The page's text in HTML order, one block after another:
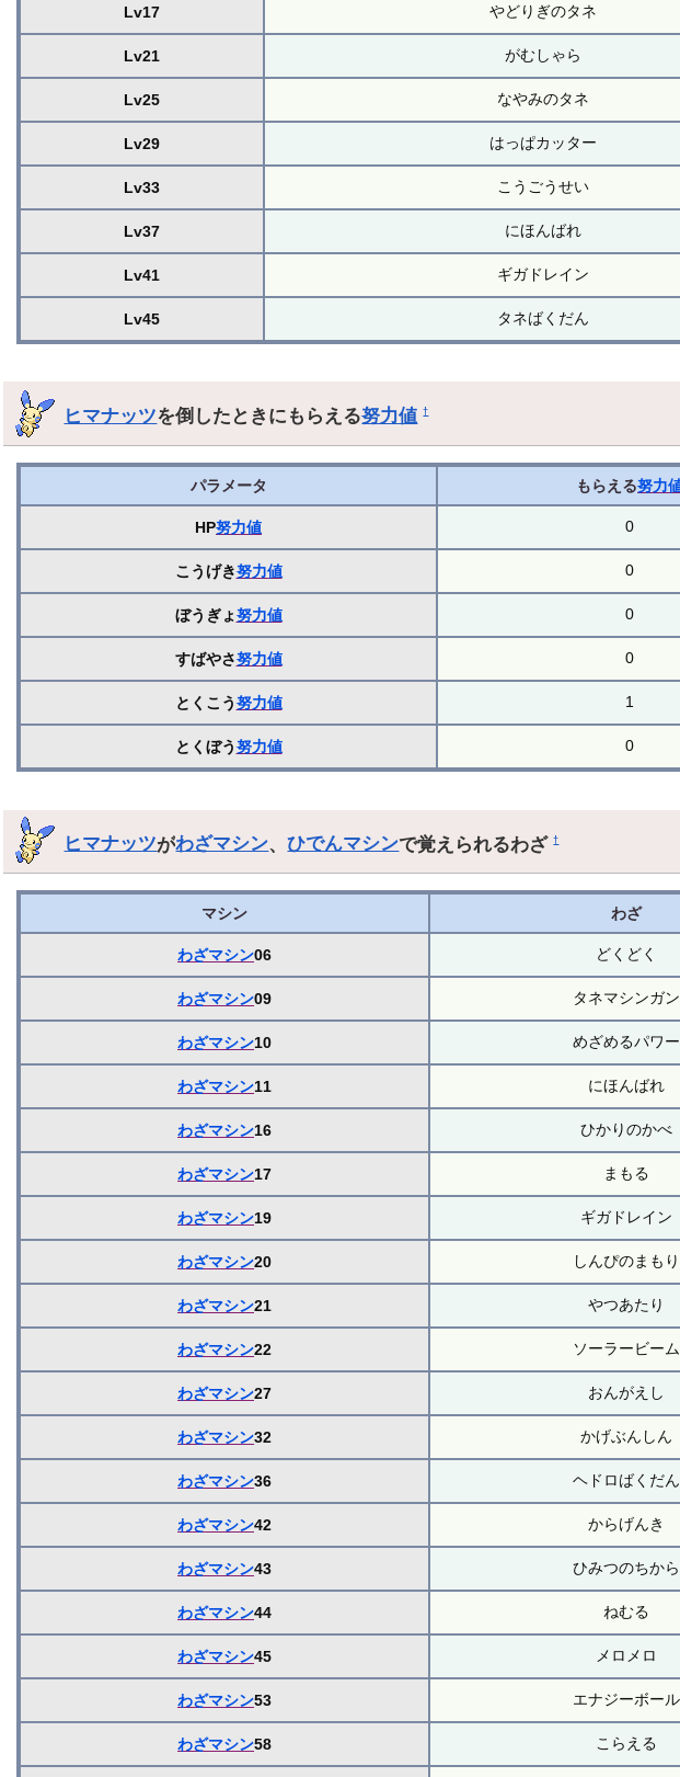
Lv17 やどりぎのタネ
Lv21 がむしゃら
Lv25 なやみのタネ
Lv29 はっぱカッター
Lv33 こうごうせい
Lv37 にほんばれ
Lv41 ギガドレイン
Lv45 タネばくだん
ヒマナッツを倒したときにもらえる努力値 †
パラメータ もらえる努力
HP努力値 0
こうげき努力値 0
ぼうぎょ努力値 0
すばやさ努力値 0
とくこう努力値 1
とくぼう努力値 0
ヒマナッツがわざマシン、ひでんマシンで覚えられるわざ†
マシン わざ
わざマシン06 どくどく
わざマシン09 タネマシンガン
わざマシン10 めざめるパワー
わざマシン11 にほんばれ
わざマシン16 ひかりのかべ
わざマシン17 まもる
わざマシン19 ギガドレイン
わざマシン20 しんぴのまもり
わざマシン21 やつあたり
わざマシン22 ソーラービーム
わざマシン27 おんがえし
わざマシン32 かげぶんしん
わざマシン36 ヘドロばくだん
わざマシン42 からげんき
わざマシン43 ひみつのちから
わざマシン44 ねむる
わざマシン45 メロメロ
わざマシン53 エナジーボール
わざマシン58 こらえる